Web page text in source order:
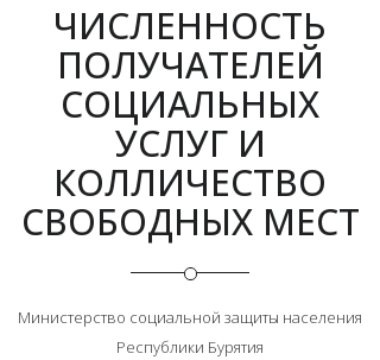
ЧИСЛЕННОСТЬ
ПОЛУЧАТЕЛЕЙ
СОЦИАЛЬНЫХ
УСЛУГ И
КОЛЛИЧЕСТВО
СВОБОДНЫХ МЕСТ
Министерство социальной защиты населения
Республики Бурятия